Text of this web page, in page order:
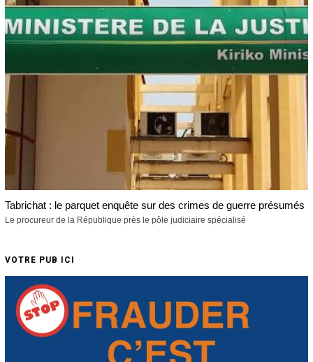
Tabrichat : le parquet enquête sur des crimes de guerre présumés
Le procureur de la République près le pôle judiciaire spécialisé
VOTRE PUB ICI